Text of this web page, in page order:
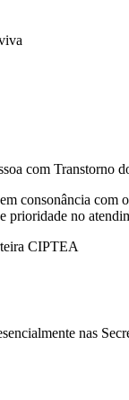
com Transtorno
consonância
prioridade no
CIPTEA
nas